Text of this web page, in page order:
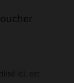
ici, est